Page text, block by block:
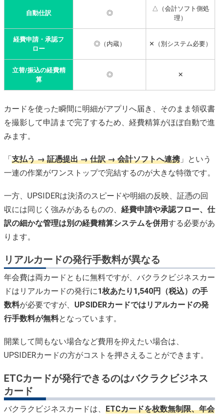
自動仕訳 ◎
△（会計ソフト側処
理）
経費申請・承認フ
ロー
◎（内蔵） ✕（別システム必要）
立替/振込の経費精
算
◎ ✕
カードを使った瞬間に明細がアプリへ届き、そのまま領収書
を撮影して申請まで完了するため、経費精算がほぼ自動で進
みます。
「支払う → 証憑提出 → 仕訳 → 会計ソフトへ連携 」という
一連の作業がワンストップで完結するのが大きな特徴です。
一方、UPSIDERは決済のスピードや明細の反映、証憑の回
収には同じく強みがあるものの、 経費申請や承認フロー、仕
訳の細かな管理は別の経費精算システムを併用する必要があ
ります。
リアルカードの発行手数料が異なる
年会費は両カードともに無料ですが、バクラクビジネスカー
ドはリアルカードの発行に1枚あたり1,540円（税込）の手
数料が必要ですが、 UPSIDERカードではリアルカードの発
行手数料が無料となっています。
開業して間もない場合など費用を抑えたい場合は、
UPSIDERカードの方がコストを押さえることができます。
ETCカードが発行できるのはバクラクビジネス
カード
バクラクビジネスカードは、 ETCカードを枚数無制限、年会